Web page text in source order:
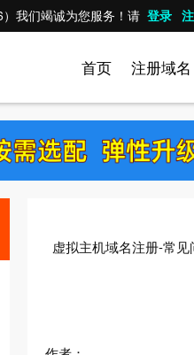
我们竭诚为您服务！请 登录
注册域名
首页
虚拟主机域名注册-常见